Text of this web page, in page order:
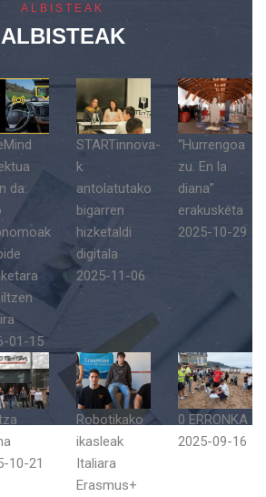
ALBISTEAK
ALBISTEAK
da:
01-15
STARTinnova-
k
antolatutako
bigarren
hizketaldi
digitala
2025-11-06
“Hurrengoa
zu. En la
diana”
erakusketa
2025-10-29
10-21
Robotikako
ikasleak
Italiara
Erasmus+
0 ERRONKA
2025-09-16